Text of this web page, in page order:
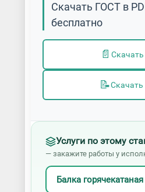
Скачать ГОСТ в
бесплатно
📄 Скачать
📝Скачать
Услуги по этому
— закажите работы у
Балка